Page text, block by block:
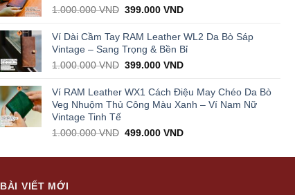
1.000.000VND Original
was:
1.000.000 VND.
399.000VNDCurrent
is:
399.000 VND.
Ví Dài Cầm Tay RAM Leather WL2 Da Bò Sáp
Vintage – Sang Trọng & Bền Bỉ
1.000.000VND Original
was:
1.000.000 VND.
399.000VNDCurrent
is:
399.000 VND.
Ví RAM Leather WX1 Cách Điệu May Chéo Da Bò
Veg Nhuộm Thủ Công Màu Xanh – Ví Nam Nữ
Vintage Tinh Tế
1.000.000VND Original
was:
499.000VNDCurrent
is:
BÀI VIẾT MỚI